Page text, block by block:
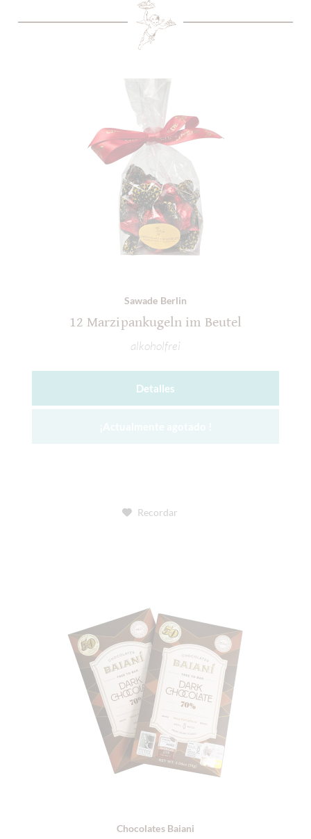
Sawade Berlin
12 Marzipankugeln im Beutel
alkoholfrei
Detalles
Recordar
Chocolates Baiani